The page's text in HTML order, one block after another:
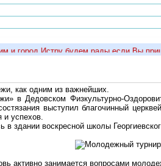
Истру будем рады если Вы
как одним из важнейших.
в Дедовском Физкультурно-
выступил благочинный
успехов.
здании воскресной школы